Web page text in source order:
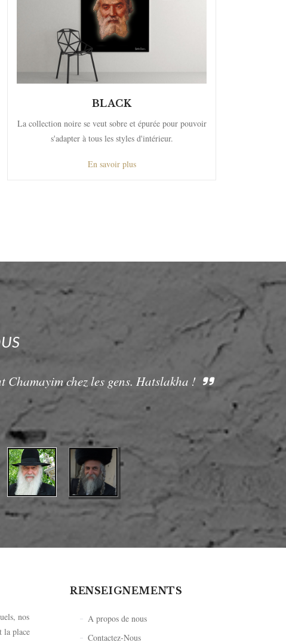
BLACK
La collection noire se veut sobre et épurée pour pouvoir
s'adapter à tous les styles d'intérieur.
En savoir plus
chez les gens. Hatslakha !
nos
la place
RENSEIGNEMENTS
A propos de nous
Contactez-Nous